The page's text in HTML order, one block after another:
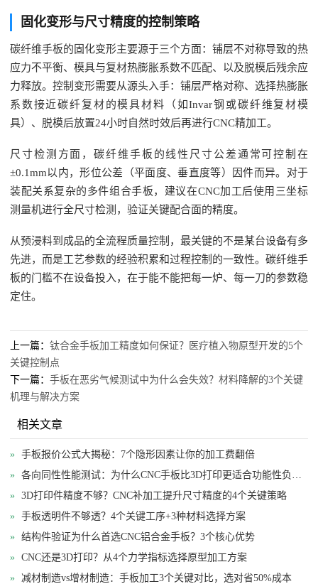
固化变形与尺寸精度的控制策略
碳纤维手板的固化变形主要源于三个方面：铺层不对称导致的热
应力不平衡、模具与复材热膨胀系数不匹配、以及脱模后残余应
力释放。控制变形需要从源头入手：铺层严格对称、选择热膨胀
系数接近碳纤复材的模具材料（如Invar钢或碳纤维复材模
具）、脱模后放置24小时自然时效后再进行CNC精加工。
尺寸检测方面，碳纤维手板的线性尺寸公差通常可控制在
±0.1mm以内，形位公差（平面度、垂直度等）因件而异。对于
装配关系复杂的多件组合手板，建议在CNC加工后使用三坐标
测量机进行全尺寸检测，验证关键配合面的精度。
从预浸料到成品的全流程质量控制，最关键的不是某台设备有多
先进，而是工艺参数的经验积累和过程控制的一致性。碳纤维手
板的门槛不在设备投入，在于能不能把每一炉、每一刀的参数稳
定住。
上一篇： 钛合金手板加工精度如何保证？医疗植入物原型开发的5个
关键控制点
下一篇： 手板在恶劣气候测试中为什么会失效？材料降解的3个关键
机理与解决方案
相关文章
» 手板报价公式大揭秘：7个隐形因素让你的加工费翻倍
» 各向同性性能测试：为什么CNC手板比3D打印更适合功能性负载验证
» 3D打印件精度不够？CNC补加工提升尺寸精度的4个关键策略
» 手板透明件不够透？4个关键工序+3种材料选择方案
» 结构件验证为什么首选CNC铝合金手板？3个核心优势
» CNC还是3D打印？从4个力学指标选择原型加工方案
»
减材制造vs增材制造：手板加工3个关键对比，选对省50%成本